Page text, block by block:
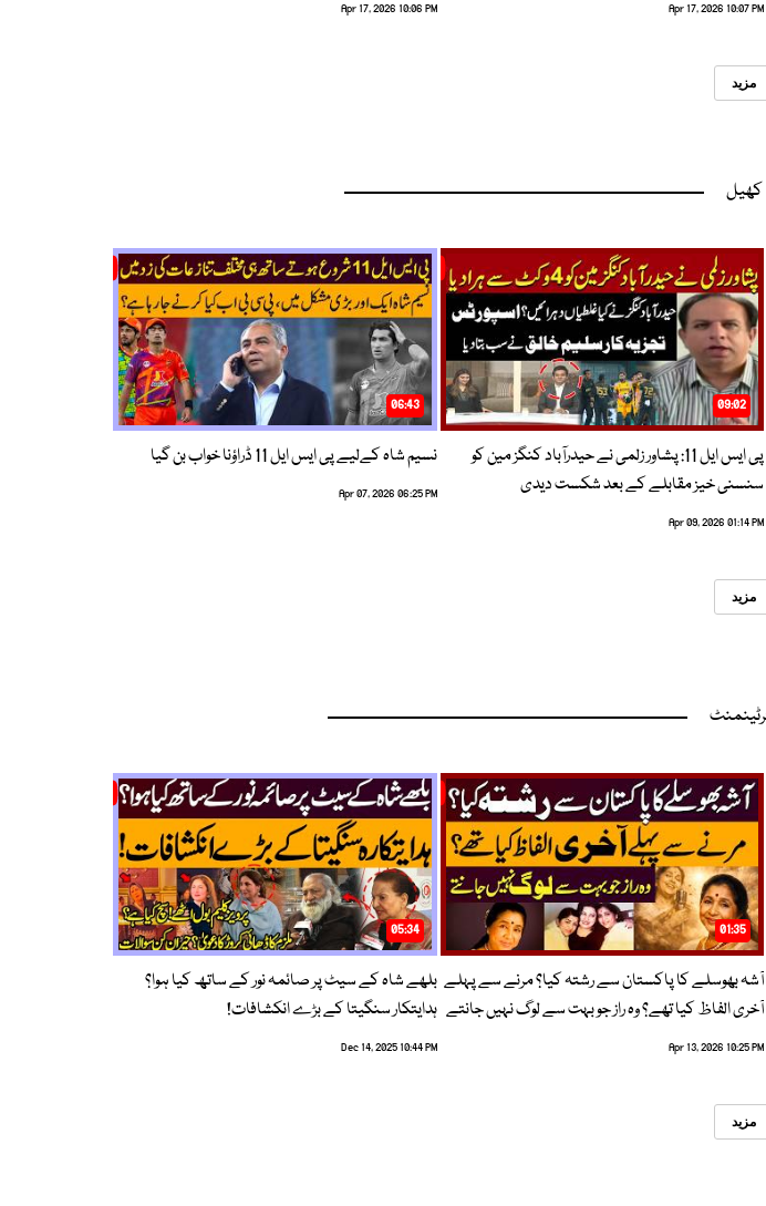
Apr 17, 2026 10:07 PM
Apr 17, 2026 10:06 PM
مزید
کھیل
09:02
پی ایس ایل 11: پشاور زلمی نے حیدرآباد کنگز مین کو
سنسنی خیز مقابلے کے بعد شکست دیدی
Apr 09, 2026 01:14 PM
06:43
نسیم شاہ کےلیے پی ایس ایل 11 ڈراؤنا خواب بن گیا
Apr 07, 2026 06:25 PM
مزید
01:35
آشہ بھوسلے کا پاکستان سے رشتہ کیا؟ مرنے سے پہلے
آخری الفاظ کیا تھے؟ وہ راز جو بہت سے لوگ نہیں جانتے
Apr 13, 2026 10:25 PM
05:34
بلھے شاہ کے سیٹ پر صائمہ نور کے ساتھ کیا ہوا؟
ہدایتکار سنگیتا کے بڑے انکشافات!
Dec 14, 2025 10:44 PM
مزید